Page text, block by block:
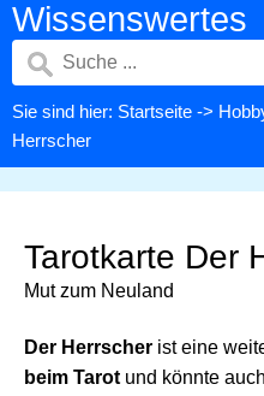
Wissenswertes
Sie sind hier: Startseite ->
Herrscher
Tarotkarte Der
Mut zum Neuland
Der Herrscher ist eine
beim Tarot und könnte